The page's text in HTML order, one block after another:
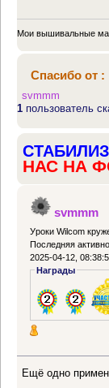
Мои вышивальные
Спасибо от :
svmmm
1 пользователь
НАС НА
svmmm
Уроки Wilcom
Последняя
2025-04-12,
Награды
Ещё одно